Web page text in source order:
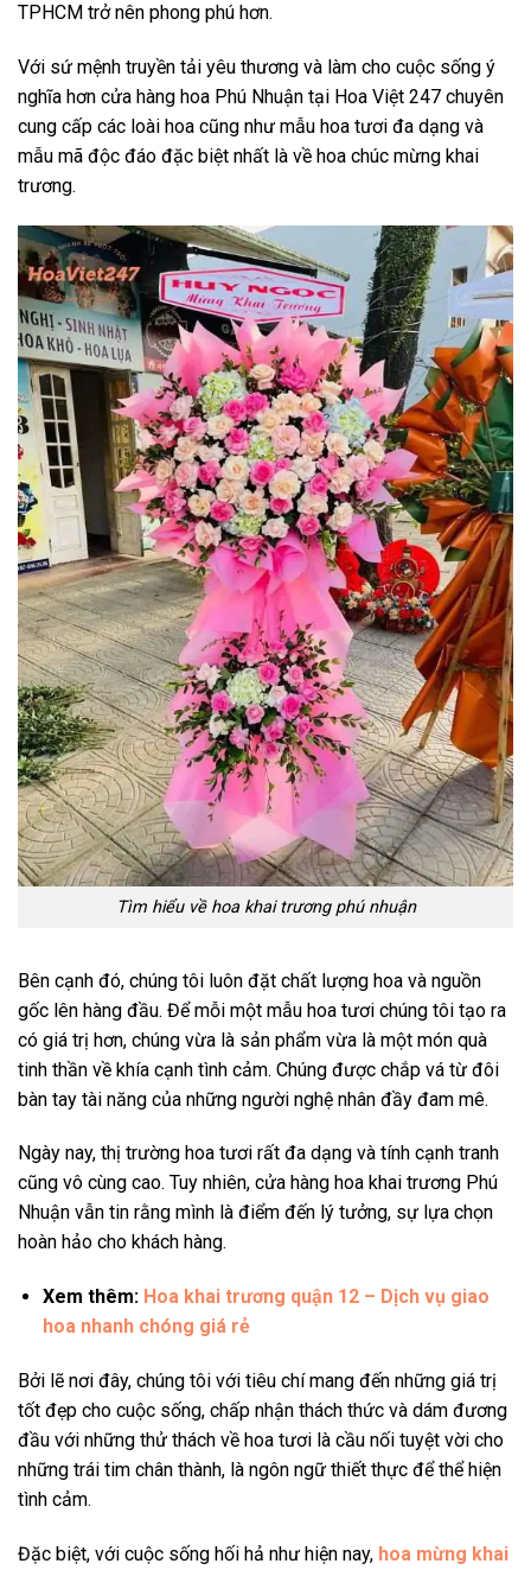
TPHCM trở nên phong phú hơn.
Với sứ mệnh truyền tải yêu thương và làm cho cuộc sống ý
nghĩa hơn cửa hàng hoa Phú Nhuận tại Hoa Việt 247 chuyên
cung cấp các loài hoa cũng như mẫu hoa tươi đa dạng và
mẫu mã độc đáo đặc biệt nhất là về hoa chúc mừng khai
trương.
Tìm hiểu về hoa khai trương phú nhuận
Bên cạnh đó, chúng tôi luôn đặt chất lượng hoa và nguồn
gốc lên hàng đầu. Để mỗi một mẫu hoa tươi chúng tôi tạo ra
có giá trị hơn, chúng vừa là sản phẩm vừa là một món quà
tinh thần về khía cạnh tình cảm. Chúng được chắp vá từ đôi
bàn tay tài năng của những người nghệ nhân đầy đam mê.
Ngày nay, thị trường hoa tươi rất đa dạng và tính cạnh tranh
cũng vô cùng cao. Tuy nhiên, cửa hàng hoa khai trương Phú
Nhuận vẫn tin rằng mình là điểm đến lý tưởng, sự lựa chọn
hoàn hảo cho khách hàng.
Xem thêm: Hoa khai trương quận 12 – Dịch vụ giao
hoa nhanh chóng giá rẻ
Bởi lẽ nơi đây, chúng tôi với tiêu chí mang đến những giá trị
tốt đẹp cho cuộc sống, chấp nhận thách thức và dám đương
đầu với những thử thách về hoa tươi là cầu nối tuyệt vời cho
những trái tim chân thành, là ngôn ngữ thiết thực để thể hiện
tình cảm.
Đặc biệt, với cuộc sống hối hả như hiện nay, hoa mừng khai
Võ Văn Chung
0742 ******Đặt hàng thành công
2phút trước